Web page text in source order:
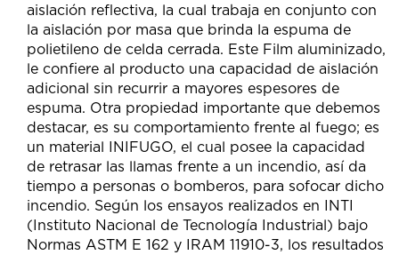
aislación reflectiva, la cual trabaja en conjunto con
la aislación por masa que brinda la espuma de
polietileno de celda cerrada. Este Film aluminizado,
le confiere al producto una capacidad de aislación
adicional sin recurrir a mayores espesores de
espuma. Otra propiedad importante que debemos
destacar, es su comportamiento frente al fuego; es
un material INIFUGO, el cual posee la capacidad
de retrasar las llamas frente a un incendio, así da
tiempo a personas o bomberos, para sofocar dicho
incendio. Según los ensayos realizados en INTI
(Instituto Nacional de Tecnología Industrial) bajo
Normas ASTM E 162 y IRAM 11910-3, los resultados